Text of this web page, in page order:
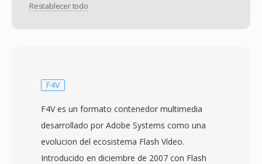
Restablecer todo
F4V
F4V es un formato contenedor multimedia
desarrollado por Adobe Systems como una
evolucion del ecosistema Flash Vídeo.
Introducido en diciembre de 2007 con Flash